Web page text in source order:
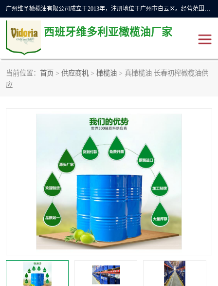
广州维圣橄榄油有限公司成立于2013年，注册地位于广州市白云区。经营范围包括饲料原料销售;畜牧渔业饲料销售;化妆品批发;贸易经纪;食品进出口等，主要产品有：橄榄果渣油，橄榄油，纯橄榄油等。
西班牙维多利亚橄榄油厂家
当前位置： 首页 > 供应商机 > 橄榄油 > 真橄榄油 长春初榨橄榄油供
应
精炼橄榄油